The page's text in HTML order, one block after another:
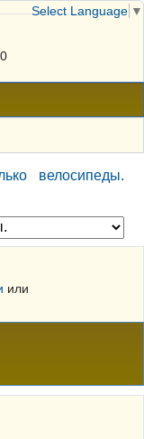
велосипеды.
или
Select Language ▼